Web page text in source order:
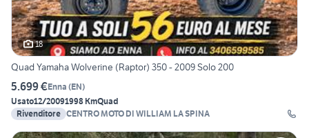
18
Quad Yamaha Wolverine (Raptor) 350 - 2009 Solo 200
5.699 €Enna (EN)
Usato12/20091998 KmQuad
Rivenditore CENTRO MOTO DI WILLIAM LA SPINA